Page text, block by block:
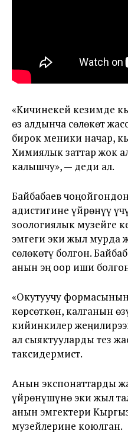
«Кичинекей кезимде
өз алдынча сөлөкөт
бирок меники начар,
Химиялык заттар жок
калышчу», — деди ал.
Байбабаев
адистигине үйрөнүү
зоологиялык музейге
эмгеги эки жыл мурда
сөлөкөтү болгон.
анын эң оор иши
«Окутуучу
көрсөткөн, калганын
кийинкилер
ал сыяктууларды тез
таксидермист.
Анын экспонаттарды
үйрөнүшүнө эки жыл
анын эмгектери
музейлерине коюлган.